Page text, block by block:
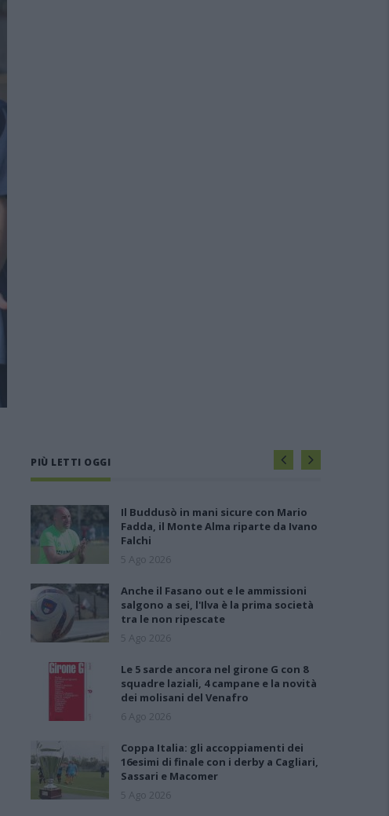
PIÙ LETTI OGGI
Il Buddusò in mani sicure con Mario
Fadda, il Monte Alma riparte da Ivano
Falchi
5 Ago 2026
Anche il Fasano out e le ammissioni
salgono a sei, l'Ilva è la prima società
tra le non ripescate
5 Ago 2026
Le 5 sarde ancora nel girone G con 8
squadre laziali, 4 campane e la novità
dei molisani del Venafro
6 Ago 2026
Coppa Italia: gli accoppiamenti dei
16esimi di finale con i derby a Cagliari,
Sassari e Macomer
5 Ago 2026